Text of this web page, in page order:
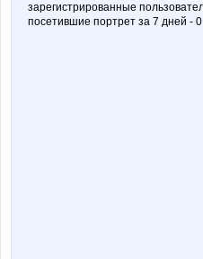
зарегистрированные
посетившие портрет за 7 дней - 0